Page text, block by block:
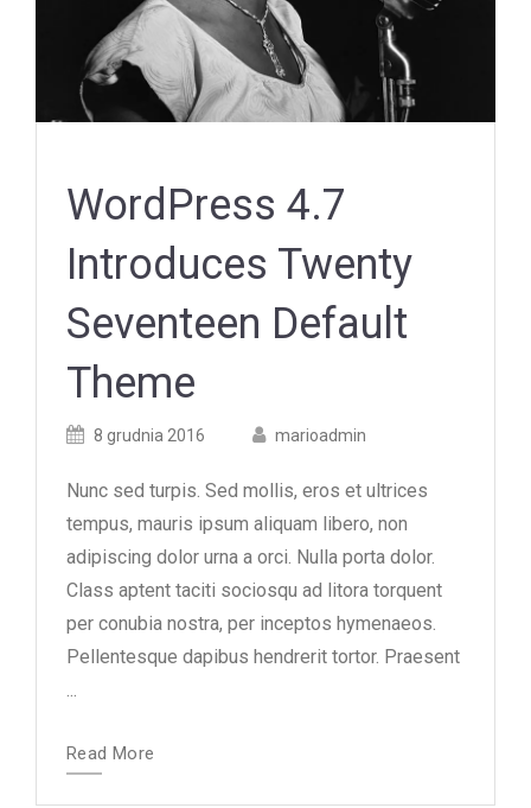
WordPress 4.7
Introduces Twenty
Seventeen Default
Theme
Posted8 grudnia 2016
Posted
marioadmin
Nunc sed turpis. Sed mollis, eros et ultrices
tempus, mauris ipsum aliquam libero, non
adipiscing dolor urna a orci. Nulla porta dolor.
Class aptent taciti sociosqu ad litora torquent
per conubia nostra, per inceptos hymenaeos.
Pellentesque dapibus hendrerit tortor. Praesent
...
Read More